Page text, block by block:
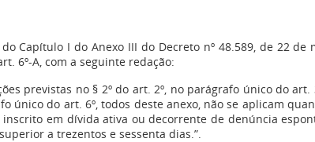
Capítulo I do Anexo III do Decreto nº 48.589, de 22 de
6º-A, com a seguinte redação:
previstas no § 2º do art. 2º, no parágrafo único do art.
único do art. 6º, todos deste anexo, não se aplicam
em dívida ativa ou decorrente de denúncia
a trezentos e sessenta dias.”.